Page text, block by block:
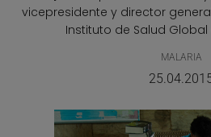
vicepresidente y director
Instituto de Salud Global
MALARIA